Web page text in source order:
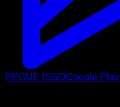
PEGUE ISSOGoogle Play